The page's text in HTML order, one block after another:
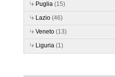
Puglia(15)
Lazio(46)
Veneto(13)
Liguria(1)